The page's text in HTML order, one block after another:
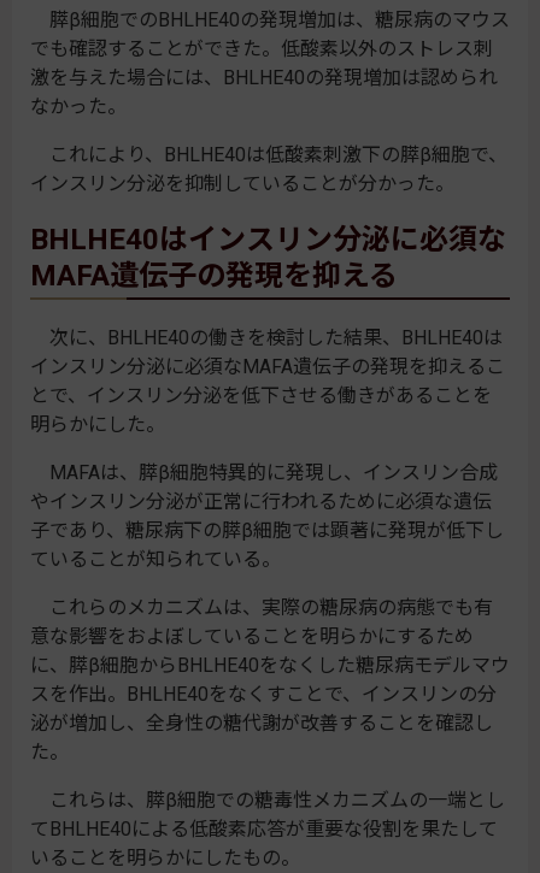
膵β細胞でのBHLHE40の発現増加は、糖尿病のマウス
でも確認することができた。低酸素以外のストレス刺
激を与えた場合には、BHLHE40の発現増加は認められ
なかった。
これにより、BHLHE40は低酸素刺激下の膵β細胞で、
インスリン分泌を抑制していることが分かった。
BHLHE40はインスリン分泌に必須な
MAFA遺伝子の発現を抑える
次に、BHLHE40の働きを検討した結果、BHLHE40は
インスリン分泌に必須なMAFA遺伝子の発現を抑えるこ
とで、インスリン分泌を低下させる働きがあることを
明らかにした。
MAFAは、膵β細胞特異的に発現し、インスリン合成
やインスリン分泌が正常に行われるために必須な遺伝
子であり、糖尿病下の膵β細胞では顕著に発現が低下し
ていることが知られている。
これらのメカニズムは、実際の糖尿病の病態でも有
意な影響をおよぼしていることを明らかにするため
に、膵β細胞からBHLHE40をなくした糖尿病モデルマウ
スを作出。BHLHE40をなくすことで、インスリンの分
泌が増加し、全身性の糖代謝が改善することを確認し
た。
これらは、膵β細胞での糖毒性メカニズムの一端とし
てBHLHE40による低酸素応答が重要な役割を果たして
いることを明らかにしたもの。